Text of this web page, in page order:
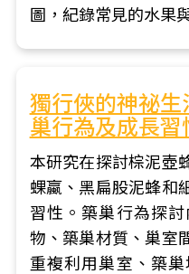
圖，紀錄常見的水果
獨行俠的神祕
巢行為及成長習
本研究在探討棕泥壺
蜾蠃、黑扁股泥蜂和
習性。築巢行為探
物、築巢材質、巢室
重複利用巢室、築